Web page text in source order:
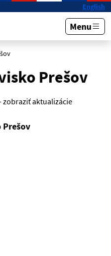
English
Menu
Prešov
zobraziť aktualizácie
Prešov